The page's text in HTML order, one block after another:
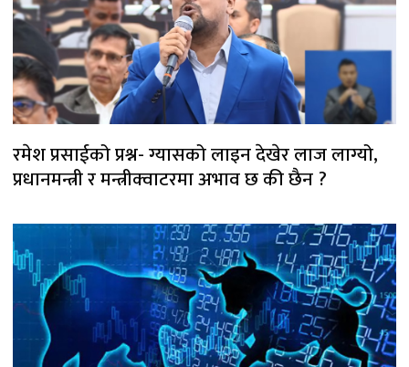
रमेश प्रसाईको प्रश्न- ग्यासको लाइन देखेर लाज लाग्यो,
प्रधानमन्त्री र मन्त्रीक्वाटरमा अभाव छ की छैन ?